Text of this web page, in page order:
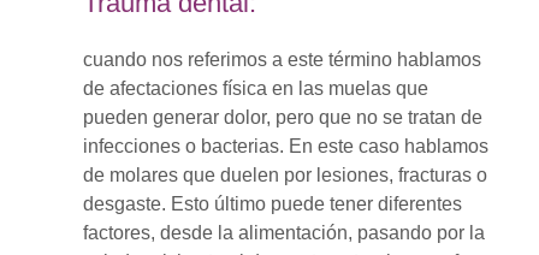
cuando nos referimos a este término hablamos
de afectaciones física en las muelas que
pueden generar dolor, pero que no se tratan de
infecciones o bacterias. En este caso hablamos
de molares que duelen por lesiones, fracturas o
desgaste. Esto último puede tener diferentes
factores, desde la alimentación, pasando por la